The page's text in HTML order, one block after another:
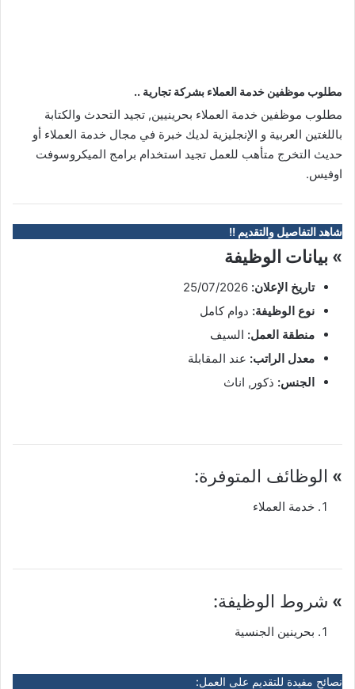
مطلوب موظفين خدمة العملاء بشركة تجارية ..
مطلوب موظفين خدمة العملاء بحرينيين, تجيد التحدث والكتابة
باللغتين العربية و الإنجليزية لديك خبرة في مجال خدمة العملاء أو
حديث التخرج متأهب للعمل تجيد استخدام برامج الميكروسوفت
اوفيس.
شاهد التفاصيل والتقديم !!
» بيانات الوظيفة
تاريخ الإعلان:
نوع الوظيفة: دوام كامل
منطقة العمل: السيف
معدل الراتب: عند المقابلة
الجنس: ذكور, اناث
» الوظائف المتوفرة:
خدمة العملاء
» شروط الوظيفة:
بحرينين الجنسية
نصائح مفيدة للتقديم على العمل: